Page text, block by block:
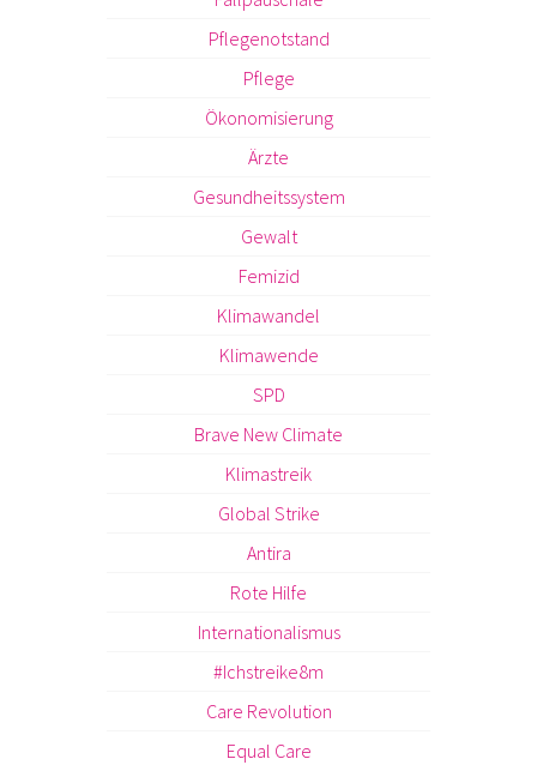
Pflegenotstand
Pflege
Ökonomisierung
Ärzte
Gesundheitssystem
Gewalt
Femizid
Klimawandel
Klimawende
SPD
Brave New Climate
Klimastreik
Global Strike
Antira
Rote Hilfe
Internationalismus
#Ichstreike8m
Care Revolution
Equal Care